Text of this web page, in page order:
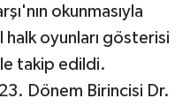
okunmasıyla
oyunları gösterisi
takip edildi.
Dönem Birincisi Dr.